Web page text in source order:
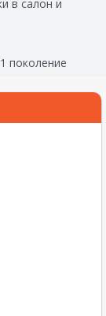
в салон и
поколение